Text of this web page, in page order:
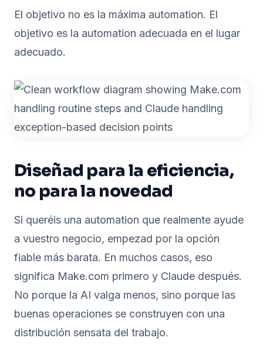
El objetivo no es la máxima automation. El
objetivo es la automation adecuada en el lugar
adecuado.
Diseñad para la eficiencia,
no para la novedad
Si queréis una automation que realmente ayude
a vuestro negocio, empezad por la opción
fiable más barata. En muchos casos, eso
significa Make.com primero y Claude después.
No porque la AI valga menos, sino porque las
buenas operaciones se construyen con una
distribución sensata del trabajo.